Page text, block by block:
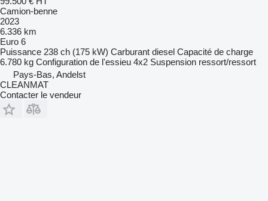
Camion-benne
2023
6.336 km
Euro 6
Puissance 238 ch (175 kW) Carburant diesel Capacité de charge
6.780 kg Configuration de l'essieu 4x2 Suspension ressort/ressort
Pays-Bas, Andelst
CLEANMAT
Contacter le vendeur